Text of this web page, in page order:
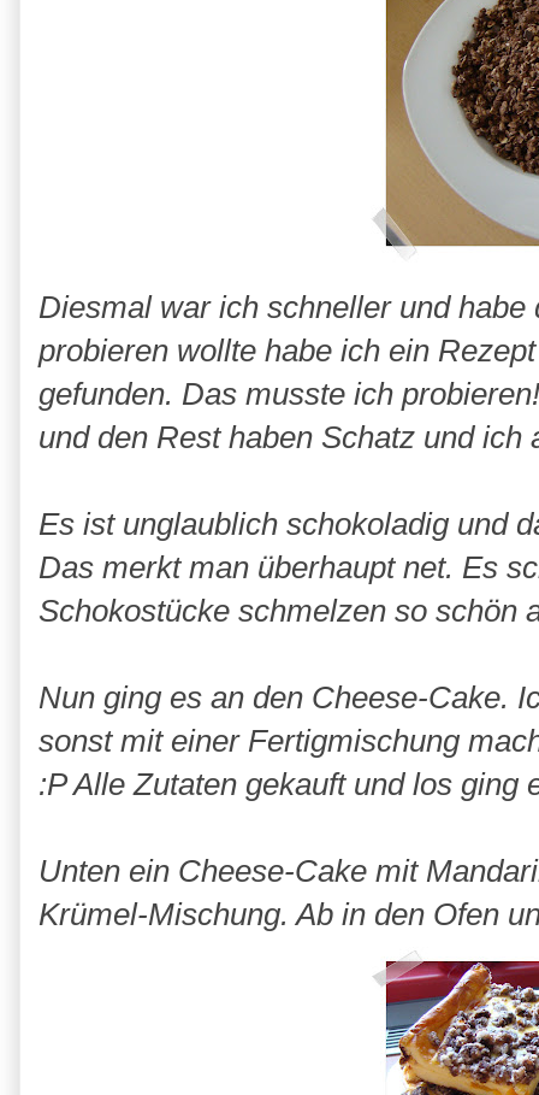
Diesmal war ich schneller und
probieren wollte habe ich ein
gefunden. Das musste ich
und den Rest haben Schatz und
Es ist unglaublich schokoladig und
Das merkt man überhaupt net. Es
Schokostücke schmelzen so schön
Nun ging es an den Cheese-Cake.
sonst mit einer Fertigmischung
:P Alle Zutaten gekauft und los ging
Unten ein Cheese-Cake mit
Krümel-Mischung. Ab in den Ofen